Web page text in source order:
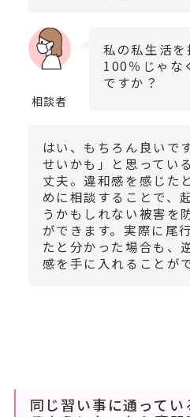
相談者
私の私生活
100％じゃな
ですか？
はい、もちろん良いで
せいかも」と思ってい
丈夫。違和感を感じた
めに相談することで、
うかもしれない被害を
ができます。実際に尾
たと分かった場合も、
感を手に入れることが
同じ習い事に通って